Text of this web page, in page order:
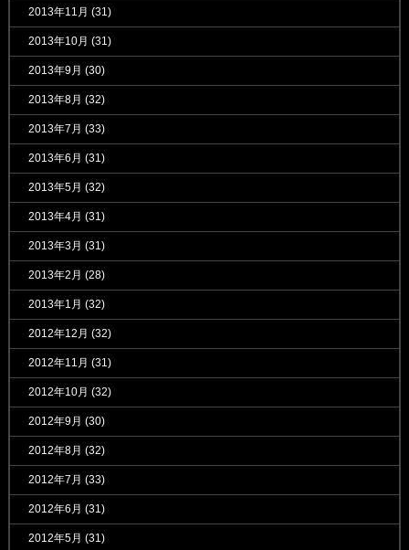
2013年11月 (31)
2013年10月 (31)
2013年9月 (30)
2013年8月 (32)
2013年7月 (33)
2013年6月 (31)
2013年5月 (32)
2013年4月 (31)
2013年3月 (31)
2013年2月 (28)
2013年1月 (32)
2012年12月 (32)
2012年11月 (31)
2012年10月 (32)
2012年9月 (30)
2012年8月 (32)
2012年7月 (33)
2012年6月 (31)
2012年5月 (31)